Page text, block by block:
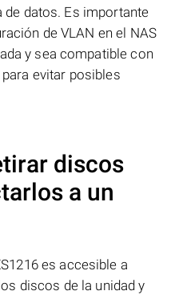
de datos. Es importante
de VLAN en el NAS
y sea compatible con
evitar posibles
discos
a un
es accesible a
discos de la unidad y